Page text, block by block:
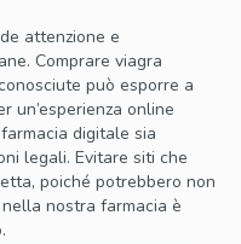
attenzione e
Comprare viagra
può esporre a
un’esperienza online
digitale sia
legali. Evitare siti che
poiché potrebbero non
nostra farmacia è